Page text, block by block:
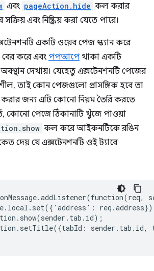
এবং pageAction.hide কল করার
এবং নিষ্ক্রিয় করা যেতে পারে।
একটি ওয়েব পেজ স্ক্যান করে
করে এবং পপআপেথাকা একটি
দেখায়। যেহেতু এক্সটেনশনটি পেজের
তাই কোন পেজগুলো প্রাসঙ্গিক হবে তা
জন্য এটি কোনো নিয়ম তৈরি করতে
কোনো পেজে ঠিকানাটি খুঁজে পাওয়া
কল করে আইকনটিকে রঙিন
দেয় যে এক্সটেনশনটি ওই ট্যাবে
onMessage.addListener(function(req,
. local . set({ ' address ' : req .address})
. show(sender . tab . id);
. setTitle({tabId : sender . tab . id,